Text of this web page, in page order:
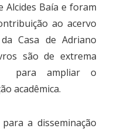
Alcides Baía e foram
ao acervo
Casa de Adriano
são de extrema
para ampliar o
acadêmica.
a disseminação